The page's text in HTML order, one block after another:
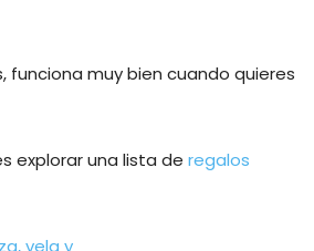
funciona muy bien cuando quieres
explorar una lista de regalos